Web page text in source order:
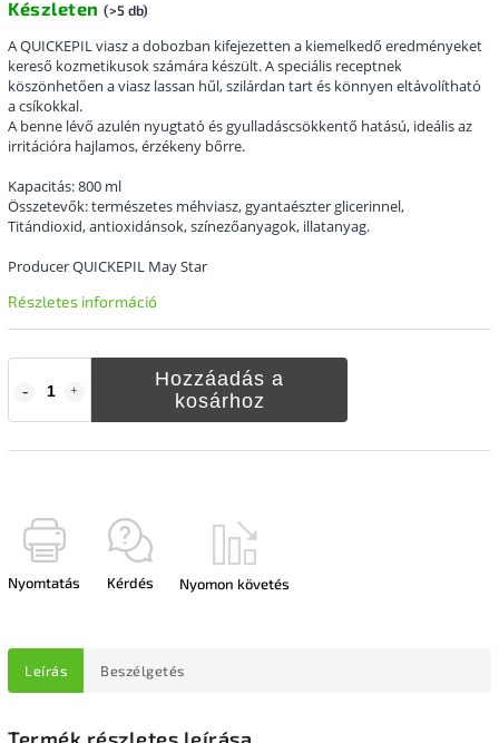
Készleten (>5 db)
Hozzáadás a
kosárhoz
A QUICKEPIL viasz a dobozban kifejezetten a kiemelkedő eredményeket
kereső kozmetikusok számára készült. A speciális receptnek
köszönhetően a viasz lassan hűl, szilárdan tart és könnyen eltávolítható
a csíkokkal.
A benne lévő azulén nyugtató és gyulladáscsökkentő hatású, ideális az
irritációra hajlamos, érzékeny bőrre.
Kapacitás: 800 ml
Összetevők: természetes méhviasz, gyantaészter glicerinnel,
Titándioxid, antioxidánsok, színezőanyagok, illatanyag.
Producer QUICKEPIL May Star
Részletes információ
Nyomtatás Kérdés Nyomon követés
Leírás Beszélgetés